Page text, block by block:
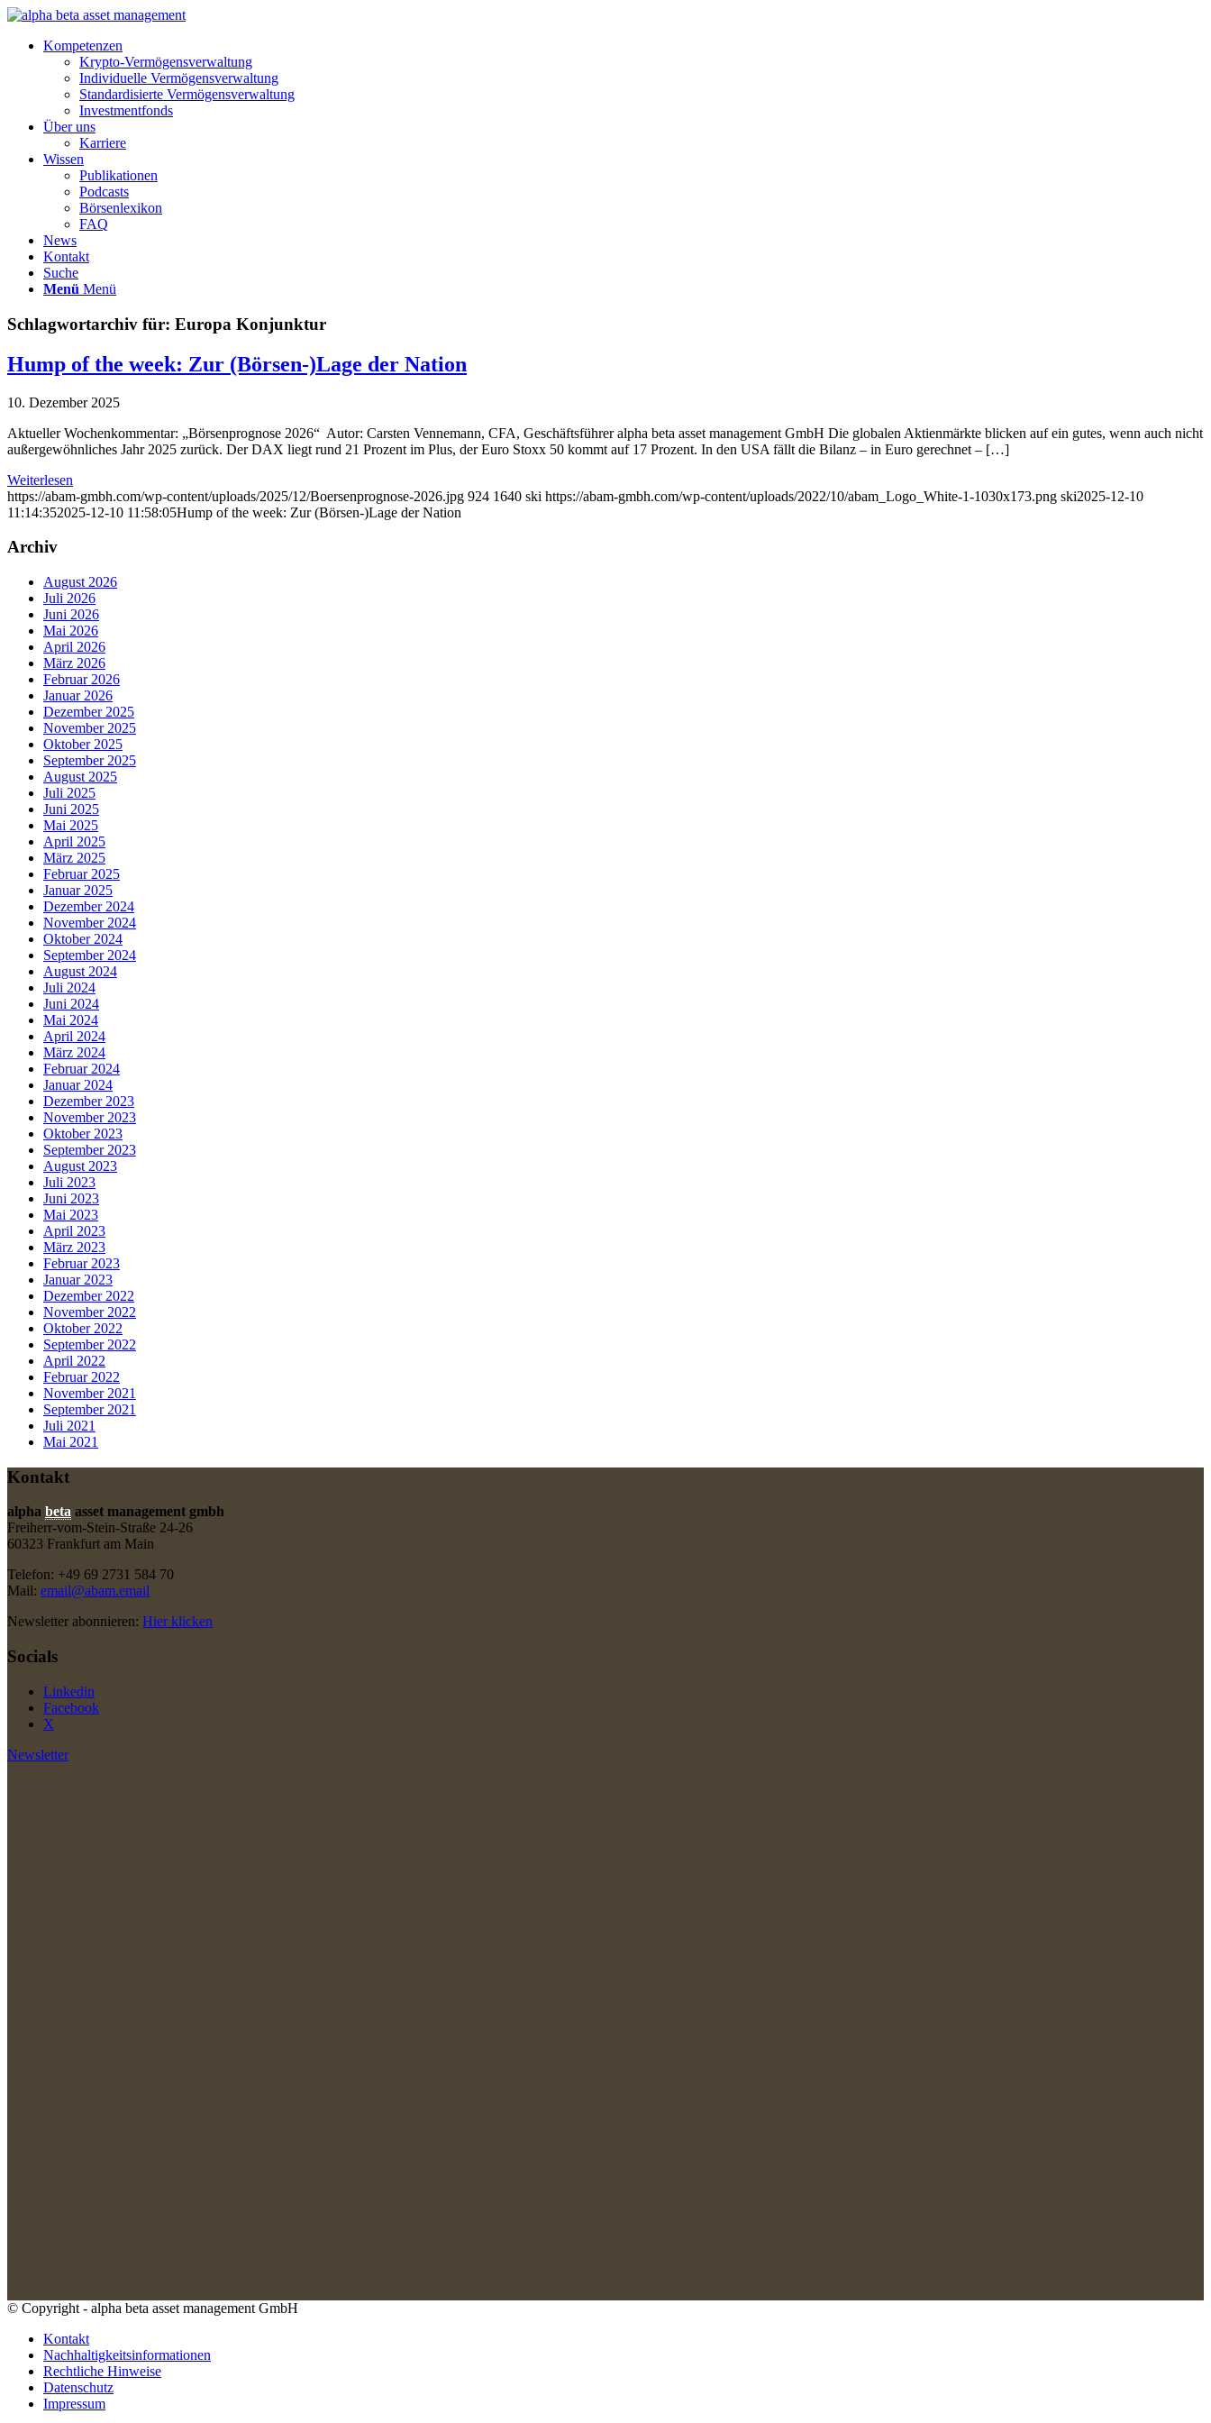
Kompetenzen
Krypto-Vermögensverwaltung
Individuelle Vermögensverwaltung
Standardisierte Vermögensverwaltung
Investmentfonds
Über uns
Karriere
Wissen
Publikationen
Podcasts
Börsenlexikon
FAQ
News
Kontakt
Suche
Menü Menü
Schlagwortarchiv für: Europa Konjunktur
Hump of the week: Zur (Börsen-)Lage der Nation
10. Dezember 2025
Aktueller Wochenkommentar: „Börsenprognose 2026“ Autor: Carsten Vennemann, CFA, Geschäftsführer alpha beta asset management GmbH Die globalen Aktienmärkte blicken auf ein gutes, wenn auch nicht
außergewöhnliches Jahr 2025 zurück. Der DAX liegt rund 21 Prozent im Plus, der Euro Stoxx 50 kommt auf 17 Prozent. In den USA fällt die Bilanz – in Euro gerechnet – […]
Weiterlesen
https://abam-gmbh.com/wp-content/uploads/2025/12/Boersenprognose-2026.jpg 924 1640 ski https://abam-gmbh.com/wp-content/uploads/2022/10/abam_Logo_White-1-1030x173.png ski2025-12-10
11:14:352025-12-10 11:58:05Hump of the week: Zur (Börsen-)Lage der Nation
Archiv
August 2026
Juli 2026
Juni 2026
Mai 2026
April 2026
März 2026
Februar 2026
Januar 2026
Dezember 2025
November 2025
Oktober 2025
September 2025
August 2025
Juli 2025
Juni 2025
Mai 2025
April 2025
März 2025
Februar 2025
Januar 2025
Dezember 2024
November 2024
Oktober 2024
September 2024
August 2024
Juli 2024
Juni 2024
Mai 2024
April 2024
März 2024
Februar 2024
Januar 2024
Dezember 2023
November 2023
Oktober 2023
September 2023
August 2023
Juli 2023
Juni 2023
Mai 2023
April 2023
März 2023
Februar 2023
Januar 2023
Dezember 2022
November 2022
Oktober 2022
September 2022
April 2022
Februar 2022
November 2021
September 2021
Juli 2021
Mai 2021
Kontakt
alpha beta asset management gmbh
Freiherr-vom-Stein-Straße 24-26
60323 Frankfurt am Main
Telefon: +49 69 2731 584 70
Mail: email@abam.email
Newsletter abonnieren: Hier klicken
Socials
Linkedin
Facebook
X
Newsletter
© Copyright - alpha beta asset management GmbH
Kontakt
Nachhaltigkeitsinformationen
Rechtliche Hinweise
Datenschutz
Impressum